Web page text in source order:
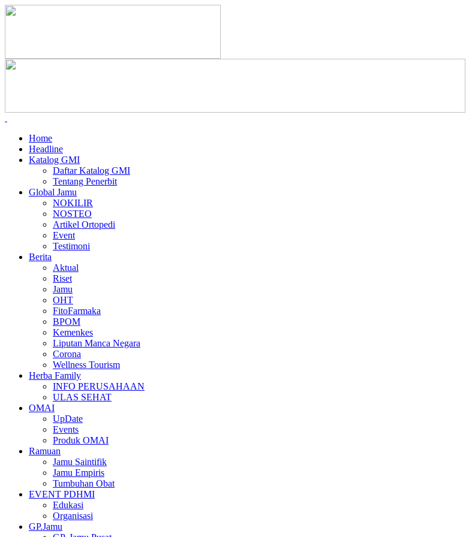
Home
Headline
Katalog GMI
Daftar Katalog GMI
Tentang Penerbit
Global Jamu
NOKILIR
NOSTEO
Artikel Ortopedi
Event
Testimoni
Berita
Aktual
Riset
Jamu
OHT
FitoFarmaka
BPOM
Kemenkes
Liputan Manca Negara
Corona
Wellness Tourism
Herba Family
INFO PERUSAHAAN
ULAS SEHAT
OMAI
UpDate
Events
Produk OMAI
Ramuan
Jamu Saintifik
Jamu Empiris
Tumbuhan Obat
EVENT PDHMI
Edukasi
Organisasi
GP.Jamu